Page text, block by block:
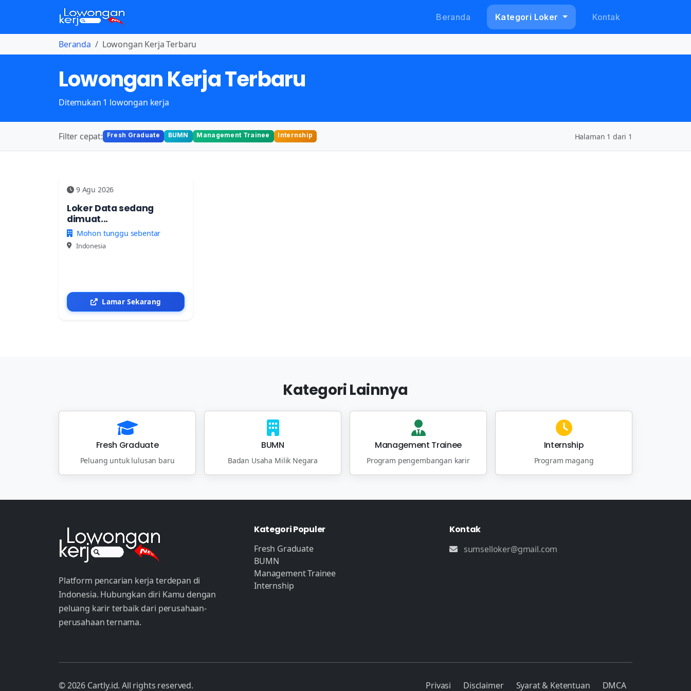
Beranda Kategori Loker Kontak
Beranda Lowongan Kerja Terbaru
Lowongan Kerja Terbaru
Ditemukan 1 lowongan kerja
Filter cepat: Fresh Graduate BUMN Management Trainee Internship Halaman 1 dari 1
9 Agu 2026
Loker Data sedang
dimuat...
Mohon tunggu sebentar
Indonesia
Lamar Sekarang
Kategori Lainnya
Fresh Graduate
Peluang untuk lulusan baru
BUMN
Badan Usaha Milik Negara
Management Trainee
Program pengembangan karir
Internship
Program magang
Platform pencarian kerja terdepan di
Indonesia. Hubungkan diri Kamu dengan
peluang karir terbaik dari perusahaan-
perusahaan ternama.
Kategori Populer
Fresh Graduate
BUMN
Management Trainee
Internship
Kontak
sumselloker@gmail.com
© 2026 Cartly.id. All rights reserved. Privasi Disclaimer Syarat & Ketentuan DMCA